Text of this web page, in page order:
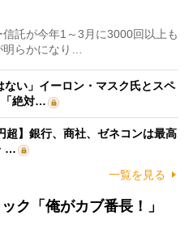
託が今年1～3月に3000回以上も
らかになり…
ない」イーロン・マスク氏とスペ
「絶対…
超】銀行、商社、ゼネコンは最高
…
一覧を見る
ク「俺がカブ番長！」